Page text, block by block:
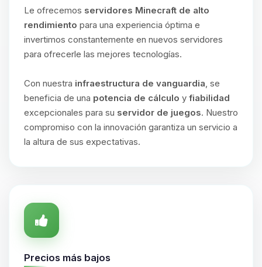
Le ofrecemos servidores Minecraft de alto
rendimiento para una experiencia óptima e
invertimos constantemente en nuevos servidores
para ofrecerle las mejores tecnologías.
Con nuestra infraestructura de vanguardia, se
beneficia de una potencia de cálculo y fiabilidad
excepcionales para su servidor de juegos. Nuestro
compromiso con la innovación garantiza un servicio a
la altura de sus expectativas.
Precios más bajos